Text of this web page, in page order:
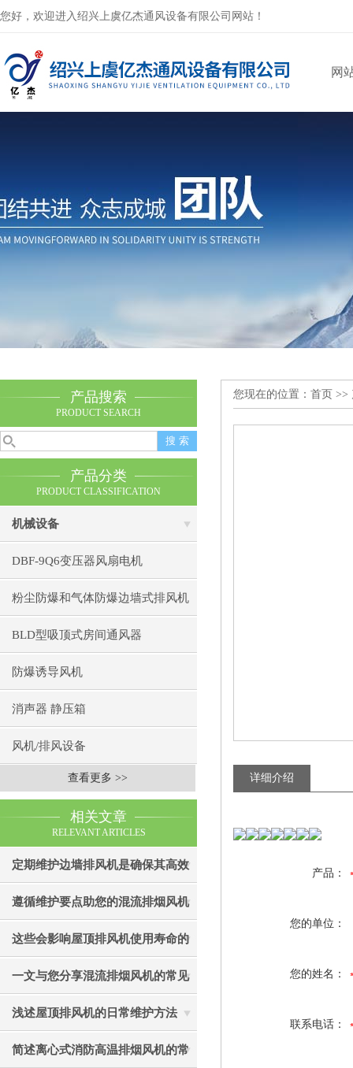
您好，欢迎进入绍兴上虞亿杰通风设备有限公司网站！
网
产品搜索
PRODUCT SEARCH
产品分类
PRODUCT CLASSIFICATION
机械设备
DBF-9Q6变压器风扇电机
粉尘防爆和气体防爆边墙式排风机
BLD型吸顶式房间通风器
防爆诱导风机
消声器 静压箱
风机/排风设备
查看更多 >>
相关文章
RELEVANT ARTICLES
定期维护边墙排风机是确保其高效
通风效果的关键
遵循维护要点助您的混流排烟风机
成为真正“风中卫士”
这些会影响屋顶排风机使用寿命的
因素您知道吗？
一文与您分享混流排烟风机的常见
故障相应解决方法
浅述屋顶排风机的日常维护方法
简述离心式消防高温排烟风机的常
您现在的位置： 首页 >>
详细介绍
产品：
您的单位：
您的姓名：
联系电话：